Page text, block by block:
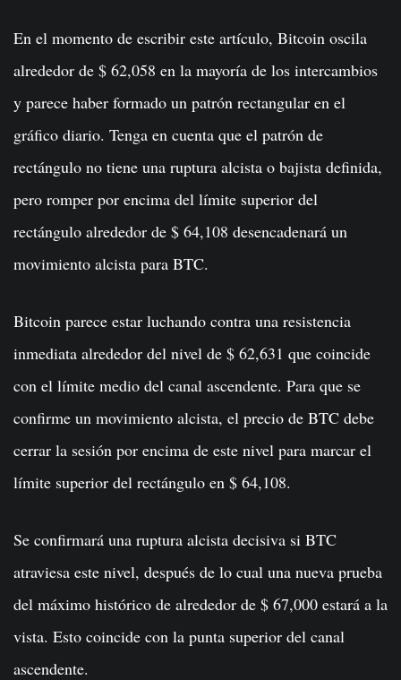
En el momento de escribir este artículo, Bitcoin oscila
alrededor de $ 62,058 en la mayoría de los intercambios
y parece haber formado un patrón rectangular en el
gráfico diario. Tenga en cuenta que el patrón de
rectángulo no tiene una ruptura alcista o bajista definida,
pero romper por encima del límite superior del
rectángulo alrededor de $ 64,108 desencadenará un
movimiento alcista para BTC.
Bitcoin parece estar luchando contra una resistencia
inmediata alrededor del nivel de $ 62,631 que coincide
con el límite medio del canal ascendente. Para que se
confirme un movimiento alcista, el precio de BTC debe
cerrar la sesión por encima de este nivel para marcar el
límite superior del rectángulo en $ 64,108.
Se confirmará una ruptura alcista decisiva si BTC
atraviesa este nivel, después de lo cual una nueva prueba
del máximo histórico de alrededor de $ 67,000 estará a la
vista. Esto coincide con la punta superior del canal
ascendente.